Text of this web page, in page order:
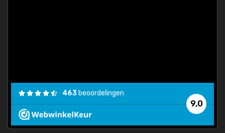
9,0
463 beoordelingen